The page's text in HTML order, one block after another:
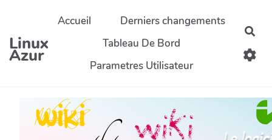
Aller au contenu principal
Linux
Azur
Accueil
Derniers changements
Tableau De Bord
Parametres Utilisateur